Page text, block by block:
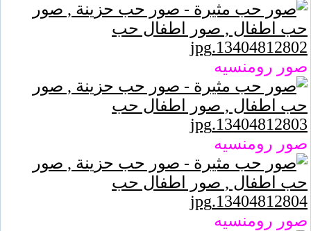
صور رومنسيه
صور رومنسيه
صور رومنسيه